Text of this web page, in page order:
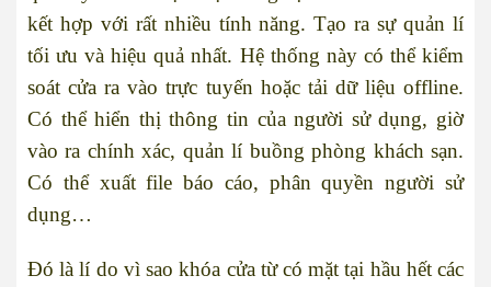
kết hợp với rất nhiều tính năng. Tạo ra sự quản lí
tối ưu và hiệu quả nhất. Hệ thống này có thể kiểm
soát cửa ra vào trực tuyến hoặc tải dữ liệu offline.
Có thể hiển thị thông tin của người sử dụng, giờ
vào ra chính xác, quản lí buồng phòng khách sạn.
Có thể xuất file báo cáo, phân quyền người sử
dụng…
Đó là lí do vì sao khóa cửa từ có mặt tại hầu hết các